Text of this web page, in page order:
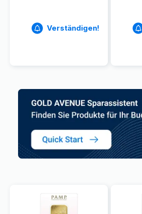
Verständigen!